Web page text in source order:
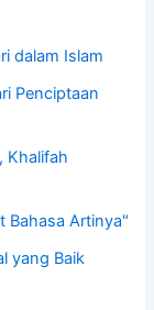
dalam Islam
Penciptaan
Khalifah
Bahasa Artinya"
yang Baik